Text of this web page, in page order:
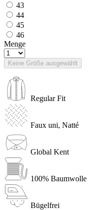
43
44
45
46
Menge
Keine Größe ausgewählt
Regular Fit
Faux uni, Natté
Global Kent
100% Baumwolle
Bügelfrei